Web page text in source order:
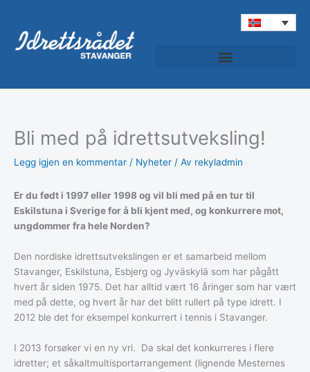
innholdet
Bli med på idrettsutveksling!
Legg igjen en kommentar / Nyheter / Av rekyladmin
Er du født i 1997 eller 1998 og vil bli med på en tur til
Eskilstuna i Sverige for å bli kjent med, og konkurrere mot,
ungdommer fra hele Norden?
Den nordiske idrettsutvekslingen er et samarbeid mellom
Stavanger, Eskilstuna, Esbjerg og Jyväskylä som har pågått
hvert år siden 1975. Det har alltid vært 16 åringer som har vært
med på dette, og hvert år har det blitt rullert på type idrett. I
2012 ble det for eksempel konkurrert i tennis i Stavanger.
I 2013 forsøker vi en ny vri. Da skal det konkurreres i flere
idretter; et såkaltmultisportarrangement (lignende Mesternes